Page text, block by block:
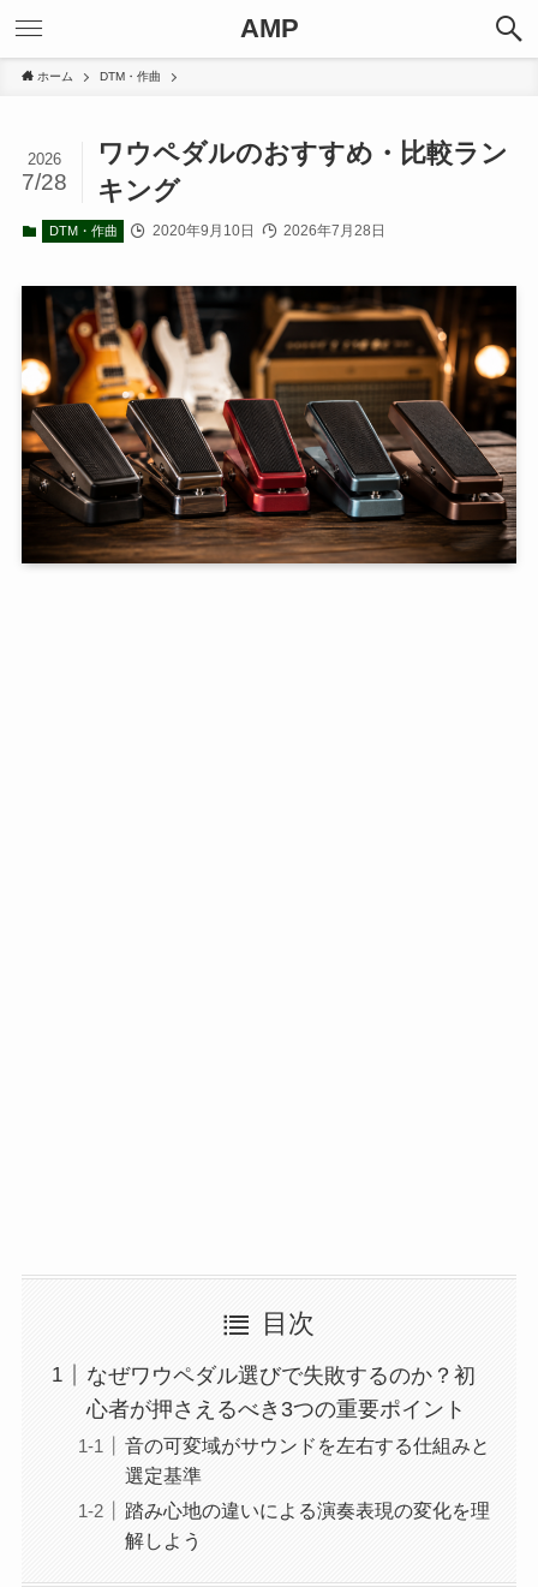
AMP
ホーム DTM・作曲
ワウペダルのおすすめ・比較ラン
キング
2026
7/28
DTM・作曲 2020年9月10日 2026年7月28日
目次
なぜワウペダル選びで失敗するのか？初
心者が押さえるべき3つの重要ポイント
音の可変域がサウンドを左右する仕組みと
選定基準
踏み心地の違いによる演奏表現の変化を理
解しよう